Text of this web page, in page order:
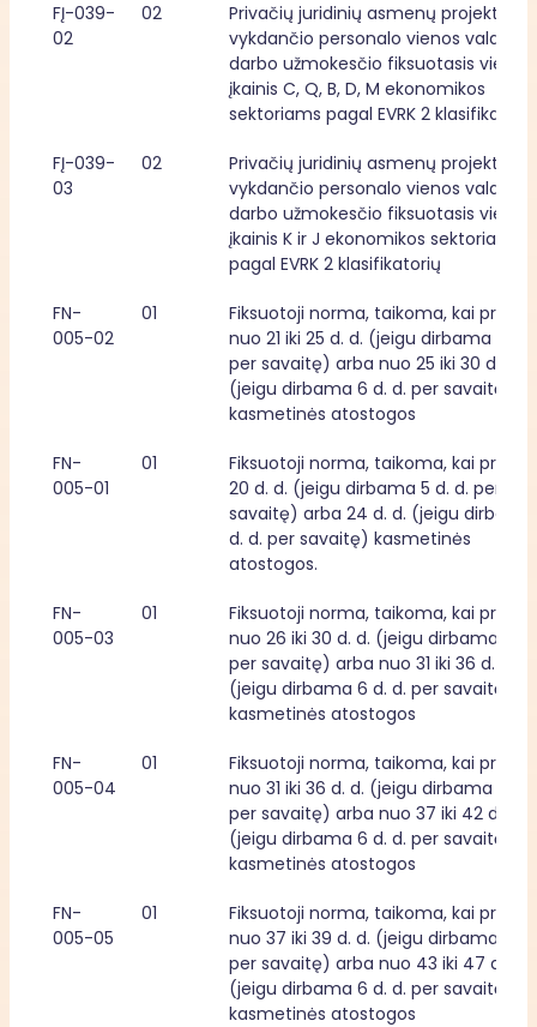
FĮ-039-
02
02
Privačių juridinių asmenų projektą
vykdančio personalo vienos
darbo užmokesčio fiksuotasis
įkainis C, Q, B, D, M ekonomikos
sektoriams pagal EVRK 2 klasifikatorių
FĮ-039-
03
02
Privačių juridinių asmenų projektą
vykdančio personalo vienos
darbo užmokesčio fiksuotasis
įkainis K ir J ekonomikos sektoriams
pagal EVRK 2 klasifikatorių
FN-
005-02
01
Fiksuotoji norma, taikoma, kai
nuo 21 iki 25 d. d. (jeigu dirbama 5 d.
per savaitę) arba nuo 25 iki 30 d. d.
(jeigu dirbama 6 d. d. per savaitę)
kasmetinės atostogos
FN-
005-01
01
Fiksuotoji norma, taikoma, kai
20 d. d. (jeigu dirbama 5 d. d. per
savaitę) arba 24 d. d. (jeigu
d. d. per savaitę) kasmetinės
atostogos.
FN-
005-03
01
Fiksuotoji norma, taikoma, kai
nuo 26 iki 30 d. d. (jeigu dirbama 5 d.
per savaitę) arba nuo 31 iki 36 d. d.
(jeigu dirbama 6 d. d. per savaitę)
kasmetinės atostogos
FN-
005-04
01
Fiksuotoji norma, taikoma, kai
nuo 31 iki 36 d. d. (jeigu dirbama 5 d.
per savaitę) arba nuo 37 iki 42 d. d.
(jeigu dirbama 6 d. d. per savaitę)
kasmetinės atostogos
FN-
005-05
01
Fiksuotoji norma, taikoma, kai
nuo 37 iki 39 d. d. (jeigu dirbama 5 d.
per savaitę) arba nuo 43 iki 47 d. d.
(jeigu dirbama 6 d. d. per savaitę)
kasmetinės atostogos